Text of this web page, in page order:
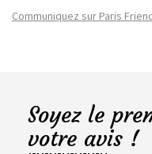
Communiquez sur Paris
Soyez le
votre avis !